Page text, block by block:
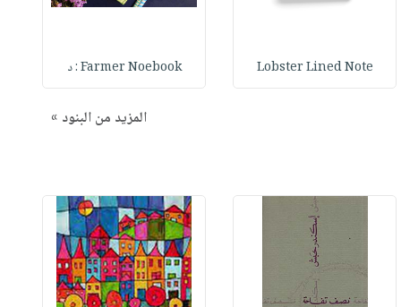
Lobster Lined Note Farmer Noebook : د
المزيد من البنود »